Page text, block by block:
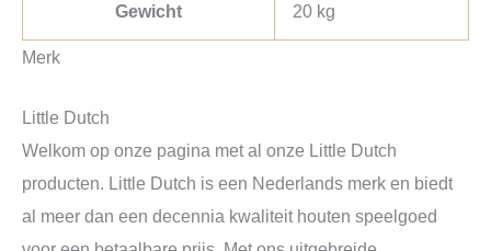
Gewicht 20 kg
Merk
Little Dutch
Welkom op onze pagina met al onze Little Dutch
producten. Little Dutch is een Nederlands merk en biedt
al meer dan een decennia kwaliteit houten speelgoed